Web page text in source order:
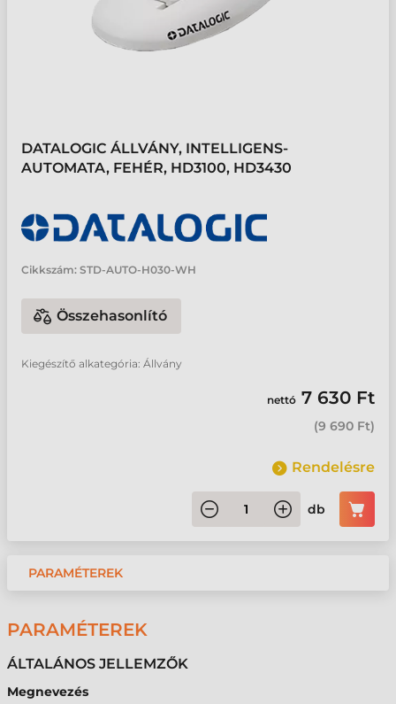
DATALOGIC ÁLLVÁNY, INTELLIGENS-
AUTOMATA, FEHÉR, HD3100, HD3430
Cikkszám: STD-AUTO-H030-WH
Összehasonlító
Kiegészítő alkategória: Állvány
nettó 7 630 Ft
(9 690 Ft)
Rendelésre
db
PARAMÉTEREK
PARAMÉTEREK
ÁLTALÁNOS JELLEMZŐK
Megnevezés